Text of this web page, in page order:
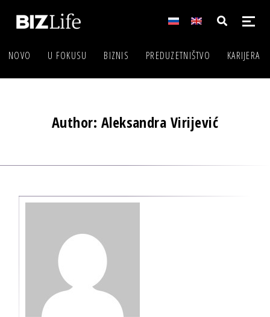
NOVO U FOKUSU BIZNIS PREDUZETNIŠTVO KARIJERA
Author: Aleksandra Virijević